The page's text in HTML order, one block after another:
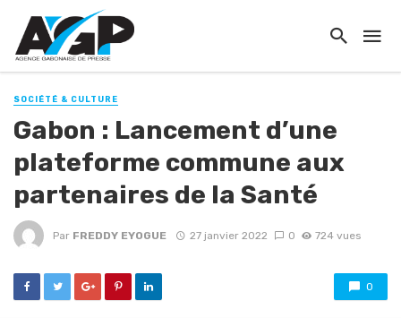
SOCIÉTÉ & CULTURE
Gabon : Lancement d’une
plateforme commune aux
partenaires de la Santé
Par FREDDY EYOGUE 27 janvier 2022 0 724 vues
0